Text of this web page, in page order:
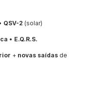
QSV-2 (solar)
• E.Q.R.S.
+ novas saídas de